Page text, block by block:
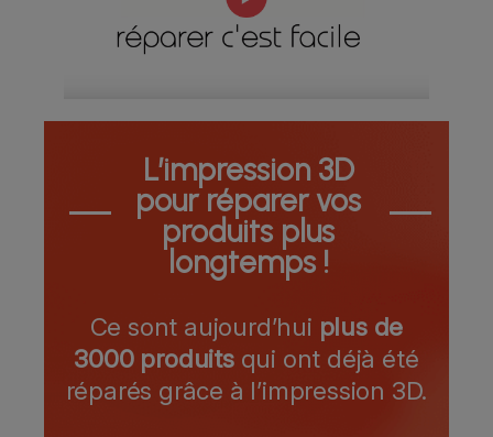
L’impression 3D
pour réparer vos
produits plus
longtemps !
Ce sont aujourd’hui plus de
3000 produitsqui ont déjà été
réparés grâce à l’impression 3D.